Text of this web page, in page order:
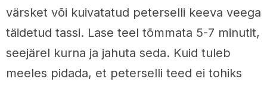
värsket või kuivatatud peterselli keeva veega
täidetud tassi. Lase teel tõmmata 5-7 minutit,
seejärel kurna ja jahuta seda. Kuid tuleb
meeles pidada, et peterselli teed ei tohiks